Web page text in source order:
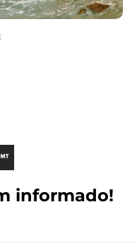
informado!